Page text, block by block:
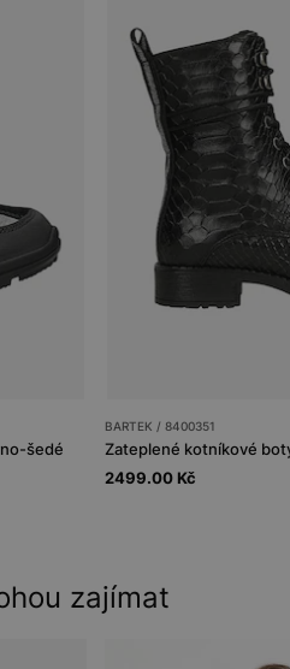
šedé
BARTEK / 8400351
2499.00 Kč
zajímat